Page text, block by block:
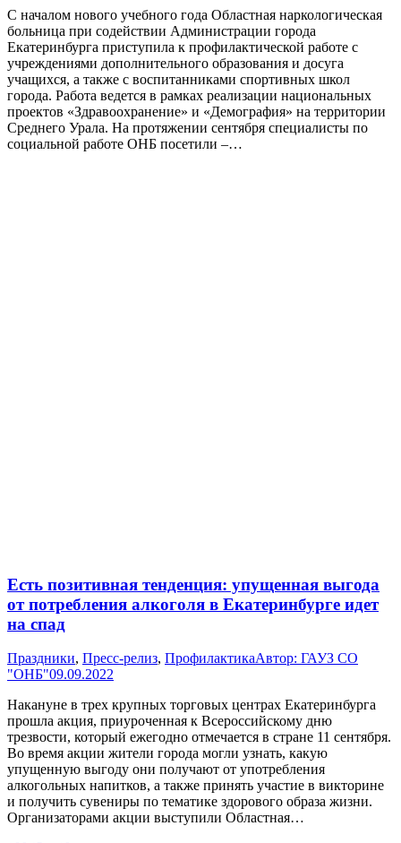
С началом нового учебного года Областная наркологическая
больница при содействии Администрации города
Екатеринбурга приступила к профилактической работе с
учреждениями дополнительного образования и досуга
учащихся, а также с воспитанниками спортивных школ
города. Работа ведется в рамках реализации национальных
проектов «Здравоохранение» и «Демография» на территории
Среднего Урала. На протяжении сентября специалисты по
социальной работе ОНБ посетили –…
Есть позитивная тенденция: упущенная выгода
от потребления алкоголя в Екатеринбурге идет
на спад
Праздники, Пресс-релиз, ПрофилактикаАвтор: ГАУЗ СО
"ОНБ"09.09.2022
Накануне в трех крупных торговых центрах Екатеринбурга
прошла акция, приуроченная к Всероссийскому дню
трезвости, который ежегодно отмечается в стране 11 сентября.
Во время акции жители города могли узнать, какую
упущенную выгоду они получают от употребления
алкогольных напитков, а также принять участие в викторине
и получить сувениры по тематике здорового образа жизни.
Организаторами акции выступили Областная…